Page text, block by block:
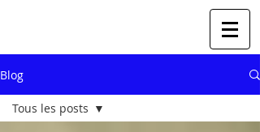
Blog
Tous les posts